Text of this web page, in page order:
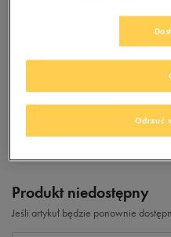
NIKE TEAM HUSTLE D 7
złz Vat
KLUBIE 50 STYLE
Produkt niedostępny
Jeśli artykuł będzie ponownie
Odrzuć